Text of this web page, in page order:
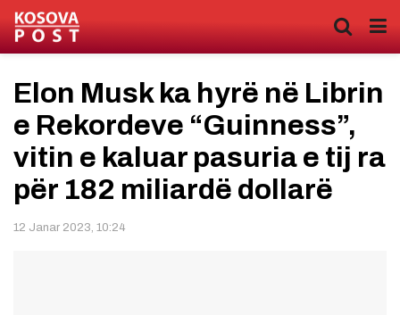
Elon Musk ka hyrë në Librin
e Rekordeve “Guinness”,
vitin e kaluar pasuria e tij ra
për 182 miliardë dollarë
12 Janar 2023, 10:24